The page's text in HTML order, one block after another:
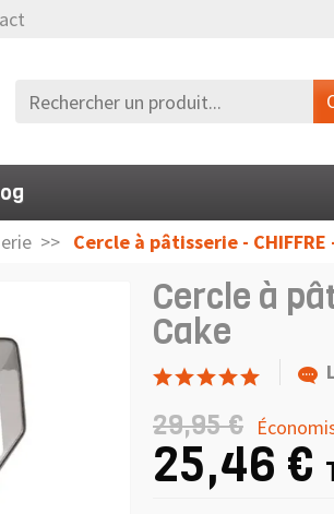
Cercle à pâtisserie - CHIFFRE
Cercle à
Cake
29,95 €
25,46 €